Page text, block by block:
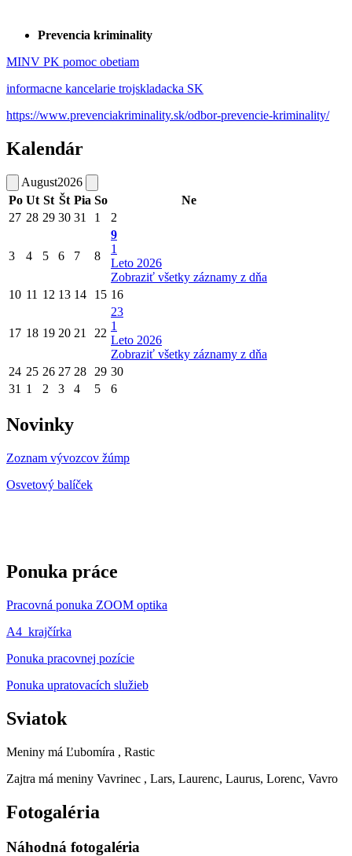
Prevencia kriminality
MINV PK pomoc obetiam
informacne kancelarie trojskladacka SK
https://www.prevenciakriminality.sk/odbor-prevencie-kriminality/
Kalendár
August2026
Po Ut St Št Pia So
Ne
27 28 29 30 31 1 2
3 4 5 6 7 8
9
1
Leto 2026
Zobraziť všetky záznamy z dňa
10 11 12 13 14 15 16
17 18 19 20 21 22
23
1
Leto 2026
Zobraziť všetky záznamy z dňa
24 25 26 27 28 29 30
31 1 2 3 4 5 6
Novinky
Zoznam vývozcov žúmp
Osvetový balíček
Ponuka práce
Pracovná ponuka ZOOM optika
A4_krajčírka
Ponuka pracovnej pozície
Ponuka upratovacích služieb
Sviatok
Meniny má Ľubomíra , Rastic
Zajtra má meniny Vavrinec , Lars, Laurenc, Laurus, Lorenc, Vavro
Fotogaléria
Náhodná fotogaléria